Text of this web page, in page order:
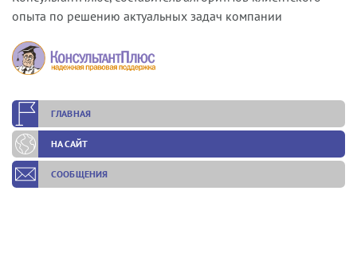
опыта по решению актуальных задач компании
ГЛАВНАЯ
НА САЙТ
СООБЩЕНИЯ